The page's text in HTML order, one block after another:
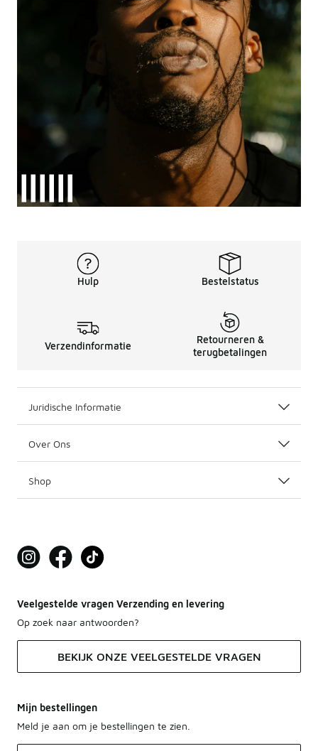
Hulp Bestelstatus
Verzendinformatie
Retourneren &
terugbetalingen
Juridische Informatie
Over Ons
Shop
Veelgestelde vragen Verzending en levering
Op zoek naar antwoorden?
BEKIJK ONZE VEELGESTELDE VRAGEN
Mijn bestellingen
Meld je aan om je bestellingen te zien.